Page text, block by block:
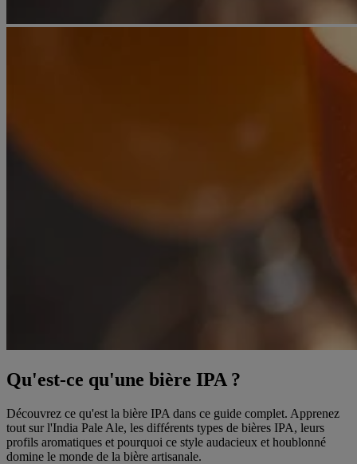
Qu'est-ce qu'une bière IPA ?
Découvrez ce qu'est la bière IPA dans ce guide complet. Apprenez
tout sur l'India Pale Ale, les différents types de bières IPA, leurs
profils aromatiques et pourquoi ce style audacieux et houblonné
domine le monde de la bière artisanale.